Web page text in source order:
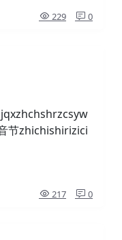
229 0
节zhichishirizici
217 0